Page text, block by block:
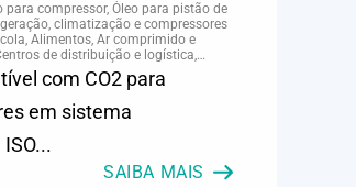
para compressor, Óleo para pistão de
climatização e compressores
Alimentos, Ar comprimido e
de distribuição e logística,
e HVAC, Data center,
e latas, Energia (geração),
e cosmética, Frigoríficos e abate,
e móveis, Metalmecânica, Metalurgia
MRO e manutenção industrial,
Papel e celulose,
industrial, Plásticos e borracha,
Refrigeração industrial,
com CO2 para
em sistema
SAIBA MAIS